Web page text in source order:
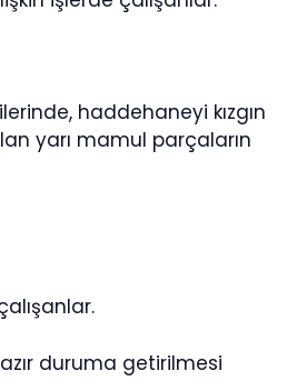
haddehaneyi kızgın
yarı mamul parçaların
duruma getirilmesi